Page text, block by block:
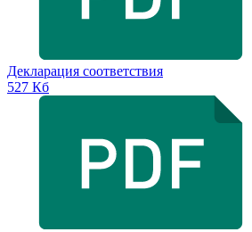
Декларация соответствия
527 Кб